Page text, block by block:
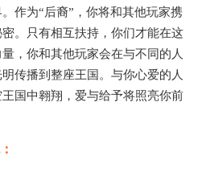
作为“后裔”，你将和其他玩家携
。只有相互扶持，你们才能在这
，你和其他玩家会在与不同的人
传播到整座王国。与你心爱的人
国中翱翔，爱与给予将照亮你前